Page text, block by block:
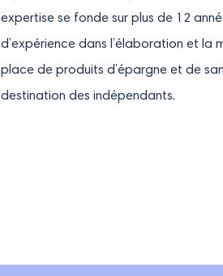
expertise se fonde sur plus de 12
d’expérience dans l’élaboration et la
place de produits d’épargne et de
destination des indépendants.